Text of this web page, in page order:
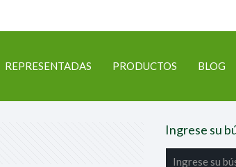
REPRESENTADAS PRODUCTOS BLOG
Ingrese su